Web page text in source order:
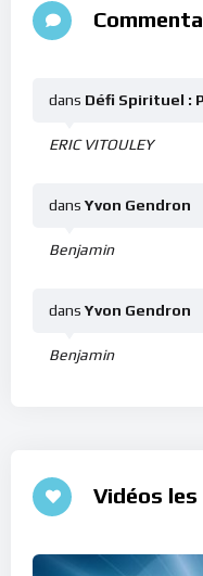
ERIC VITOULEY
dans Défi Spirituel :
Benjamin
dans Yvon Gendron
Benjamin
dans Yvon Gendron
Vidéos les